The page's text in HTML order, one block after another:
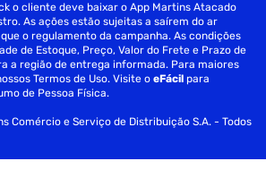
o cliente deve baixar o App Martins Atacado
As ações estão sujeitas a saírem do ar
o regulamento da campanha. As condições
de Estoque, Preço, Valor do Frete e Prazo de
a região de entrega informada. Para maiores
Termos de Uso. Visite oeFácil para
de Pessoa Física.
Comércio e Serviço de Distribuição S.A. - Todos